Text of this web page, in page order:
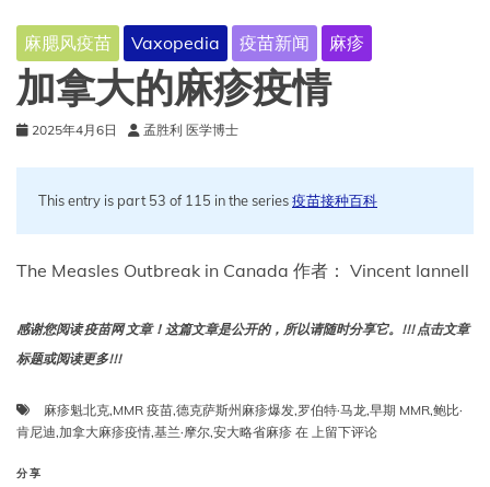
麻腮风疫苗 Vaxopedia 疫苗新闻 麻疹
加拿大的麻疹疫情
2025年4月6日 孟胜利 医学博士
This entry is part 53 of 115 in the series疫苗接种百科
The Measles Outbreak in Canada 作者： Vincent Iannell
感谢您阅读 疫苗网 文章！这篇文章是公开的，所以请随时分享它。!!! 点击文章
标题或阅读更多!!!
麻疹魁北克,MMR 疫苗,德克萨斯州麻疹爆发,罗伯特·马龙,早期 MMR,鲍比·
肯尼迪,加拿大麻疹疫情,基兰·摩尔,安大略省麻疹 在 加
上留下评论
分享